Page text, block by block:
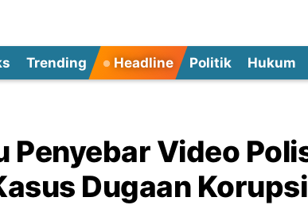
Trending Headline Politik Hukum
Penyebar Video
Dugaan Korupsi